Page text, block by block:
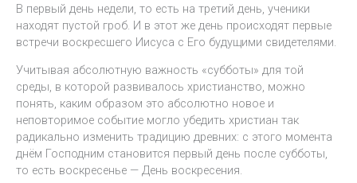
В первый день недели, то есть на третий день, ученики
находят пустой гроб. И в этот же день происходят первые
встречи воскресшего Иисуса с Его будущими свидетелями.
Учитывая абсолютную важность «субботы» для той
среды, в которой развивалось христианство, можно
понять, каким образом это абсолютно новое и
неповторимое событие могло убедить христиан так
радикально изменить традицию древних: с этого момента
днём Господним становится первый день после субботы,
то есть воскресенье — День воскресения.